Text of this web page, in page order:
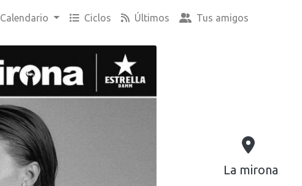
Calendario Ciclos Últimos Tus amigos
La mirona